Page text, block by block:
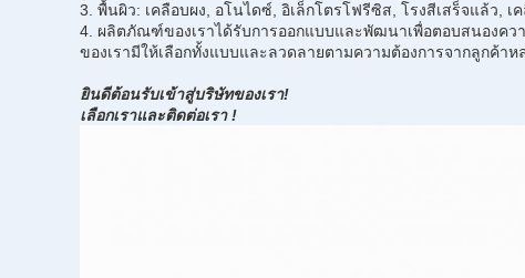
3. พื้นผิว: เคลือบผง, อโนไดซ์, อิเล็กโตรโฟรีซิส, โรงสีเสร็จแล้ว, เ
4. ผลิตภัณฑ์ของเราได้รับการออกแบบและพัฒนาเพื่อตอบสนองค
ของเรามีให้เลือกทั้งแบบและลวดลายตามความต้องการจากลูกค้าห
ยินดีต้อนรับเข้าสู่บริษัทของเรา!
เลือกเราและติดต่อเรา !